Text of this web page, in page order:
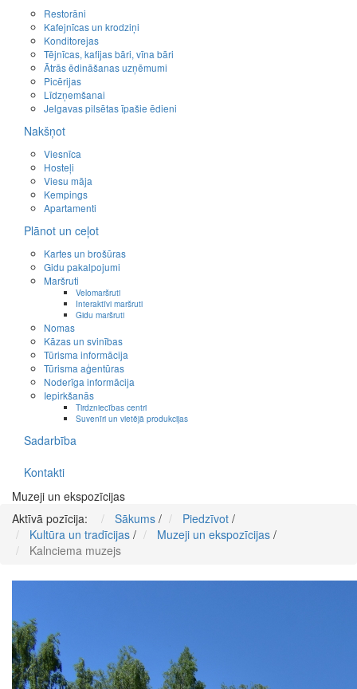
Restorāni
Kafejnīcas un krodziņi
Konditorejas
Tējnīcas, kafijas bāri, vīna bāri
Ātrās ēdināšanas uzņēmumi
Picērijas
Līdzņemšanai
Jelgavas pilsētas īpašie ēdieni
Nakšņot
Viesnīca
Hosteļi
Viesu māja
Kempings
Apartamenti
Plānot un ceļot
Kartes un brošūras
Gidu pakalpojumi
Maršruti
Velomaršruti
Interaktīvi maršruti
Gidu maršruti
Nomas
Kāzas un svinības
Tūrisma informācija
Tūrisma aģentūras
Noderīga informācija
Iepirkšanās
Tirdzniecības centri
Suvenīri un vietējā produkcijas
Sadarbība
Kontakti
Muzeji un ekspozīcijas
Aktīvā pozīcija:
Sākums / Piedzīvot /
Kultūra un tradīcijas / Muzeji un ekspozīcijas /
Kalnciema muzejs